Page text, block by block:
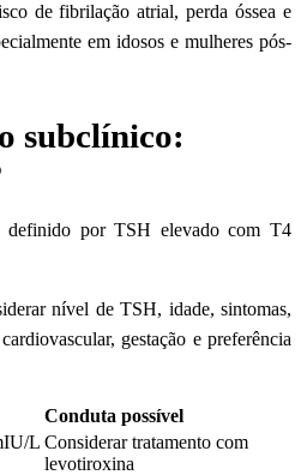
de fibrilação atrial, perda óssea e
em idosos e mulheres pós-
subclínico:
definido por TSH elevado com T4
nível de TSH, idade, sintomas,
gestação e preferência
Conduta possível
L Considerar tratamento com
levotiroxina